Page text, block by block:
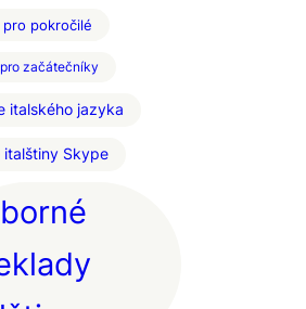
pro pokročilé
začátečníky
italského jazyka
italštiny Skype